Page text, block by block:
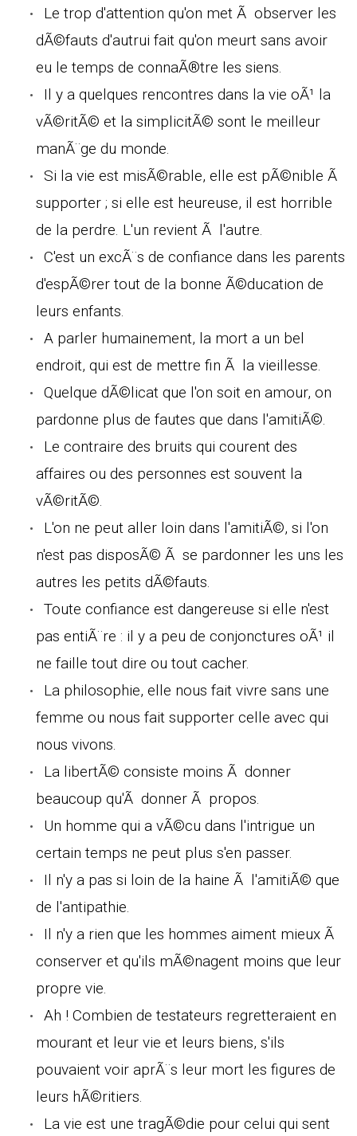
Le trop d'attention qu'on met Ã observer les
dÃ©fauts d'autrui fait qu'on meurt sans avoir
eu le temps de connaÃ®tre les siens.
Il y a quelques rencontres dans la vie oÃ¹ la
vÃ©ritÃ© et la simplicitÃ© sont le meilleur
manÃ¨ge du monde.
Si la vie est misÃ©rable, elle est pÃ©nible Ã
supporter ; si elle est heureuse, il est horrible
de la perdre. L'un revient Ã l'autre.
C'est un excÃ¨s de confiance dans les parents
d'espÃ©rer tout de la bonne Ã©ducation de
leurs enfants.
A parler humainement, la mort a un bel
endroit, qui est de mettre fin Ã la vieillesse.
Quelque dÃ©licat que l'on soit en amour, on
pardonne plus de fautes que dans l'amitiÃ©.
Le contraire des bruits qui courent des
affaires ou des personnes est souvent la
vÃ©ritÃ©.
L'on ne peut aller loin dans l'amitiÃ©, si l'on
n'est pas disposÃ© Ã se pardonner les uns les
autres les petits dÃ©fauts.
Toute confiance est dangereuse si elle n'est
pas entiÃ¨re : il y a peu de conjonctures oÃ¹ il
ne faille tout dire ou tout cacher.
La philosophie, elle nous fait vivre sans une
femme ou nous fait supporter celle avec qui
nous vivons.
La libertÃ© consiste moins Ã donner
beaucoup qu'Ã donner Ã propos.
Un homme qui a vÃ©cu dans l'intrigue un
certain temps ne peut plus s'en passer.
Il n'y a pas si loin de la haine Ã l'amitiÃ© que
de l'antipathie.
Il n'y a rien que les hommes aiment mieux Ã
conserver et qu'ils mÃ©nagent moins que leur
propre vie.
Ah ! Combien de testateurs regretteraient en
mourant et leur vie et leurs biens, s'ils
pouvaient voir aprÃ¨s leur mort les figures de
leurs hÃ©ritiers.
La vie est une tragÃ©die pour celui qui sent